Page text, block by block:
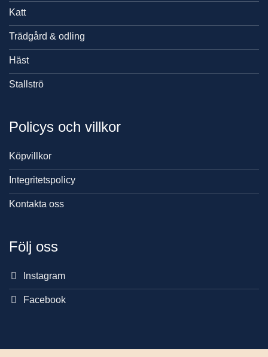
Katt
Trädgård & odling
Häst
Stallströ
Policys och villkor
Köpvillkor
Integritetspolicy
Kontakta oss
Följ oss
Instagram
Facebook